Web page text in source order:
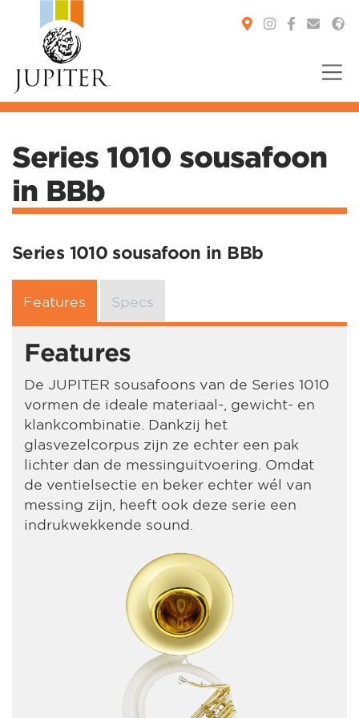
Series 1010 sousafoon
in BBb
Series 1010 sousafoon in BBb
Features Specs
Features
De JUPITER sousafoons van de Series 1010
vormen de ideale materiaal-, gewicht- en
klankcombinatie. Dankzij het
glasvezelcorpus zijn ze echter een pak
lichter dan de messinguitvoering. Omdat
de ventielsectie en beker echter wél van
messing zijn, heeft ook deze serie een
indrukwekkende sound.